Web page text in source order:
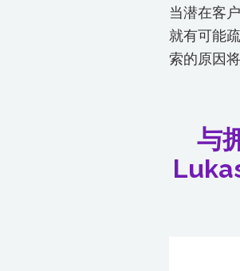
当潜在客
就有可能
索的原因
与